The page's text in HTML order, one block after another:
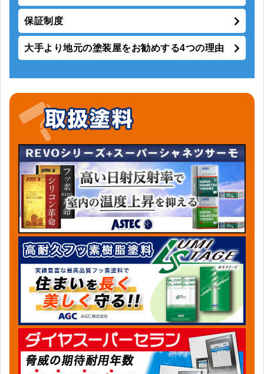
保証制度
大手より地元の塗装屋をお勧めする4つの理由